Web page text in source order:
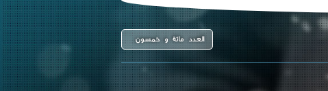
العدد مائة و خمسون